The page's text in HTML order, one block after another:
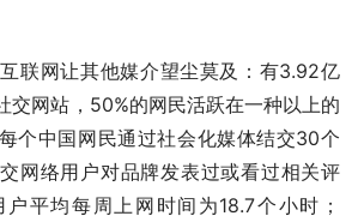
联网让其他媒介望尘莫及：有3.92亿
交网站，50%的网民活跃在一种以上的
个中国网民通过社会化媒体结交30个
网络用户对品牌发表过或看过相关评
平均每周上网时间为18.7个小时；